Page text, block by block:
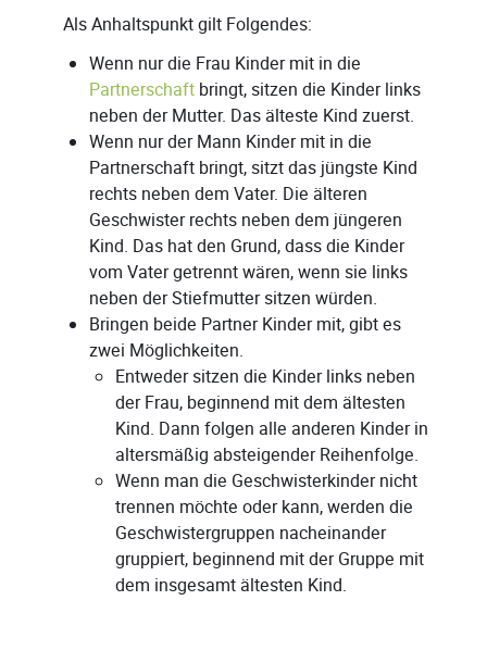
Als Anhaltspunkt gilt Folgendes:
Wenn nur die Frau Kinder mit in die
Partnerschaft bringt, sitzen die Kinder links
neben der Mutter. Das älteste Kind zuerst.
Wenn nur der Mann Kinder mit in die
Partnerschaft bringt, sitzt das jüngste Kind
rechts neben dem Vater. Die älteren
Geschwister rechts neben dem jüngeren
Kind. Das hat den Grund, dass die Kinder
vom Vater getrennt wären, wenn sie links
neben der Stiefmutter sitzen würden.
Bringen beide Partner Kinder mit, gibt es
zwei Möglichkeiten.
Entweder sitzen die Kinder links neben
der Frau, beginnend mit dem ältesten
Kind. Dann folgen alle anderen Kinder in
altersmäßig absteigender Reihenfolge.
Wenn man die Geschwisterkinder nicht
trennen möchte oder kann, werden die
Geschwistergruppen nacheinander
gruppiert, beginnend mit der Gruppe mit
dem insgesamt ältesten Kind.